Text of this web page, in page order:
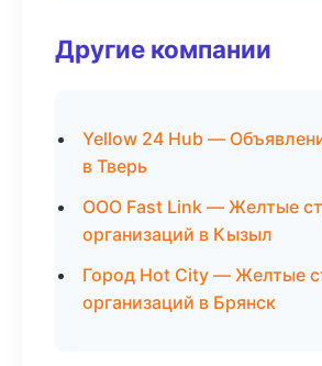
Другие компании
Yellow 24 Hub —
в Тверь
ООО Fast Link — Желтые
организаций в Кызыл
Город Hot City — Желтые
организаций в Брянск